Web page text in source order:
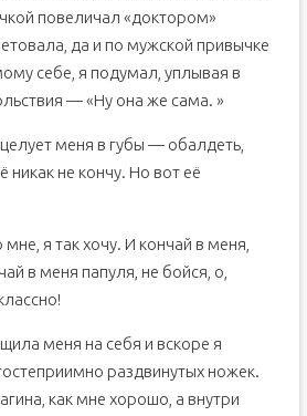
повеличал «доктором»
да и по мужской привычке
себе, я подумал, уплывая в
— «Ну она же сама. »
меня в губы — обалдеть,
никак не кончу. Но вот её
я так хочу. И кончай в меня,
в меня папуля, не бойся, о,
меня на себя и вскоре я
раздвинутых ножек.
как мне хорошо, а внутри